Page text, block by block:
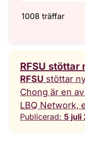
1008 träffar
RFSU stöttar
RFSU stöttar
Chong är en
LBQ Network,
som stöttar
Publicerad: 5 juli